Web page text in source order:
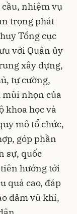
nhiệm vụ
trọng phát
Tổng cục
với Quân ủy
xây dựng,
tự cường,
nhọn của
khoa học và
mô tổ chức,
góp phần
sự, quốc
hướng tới
quả cao, đáp
đảm vũ khí,